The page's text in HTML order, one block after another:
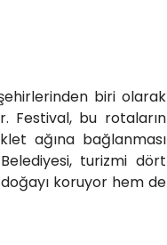
biri olarak
Festival, bu rotaların
ağına bağlanması
turizmi dört
koruyor hem de